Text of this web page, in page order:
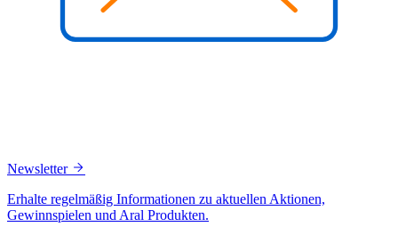
Newsletter
Erhalte regelmäßig Informationen zu aktuellen Aktionen,
Gewinnspielen und Aral Produkten.